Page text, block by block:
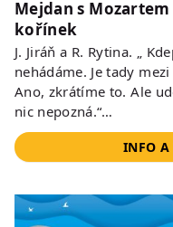
Mejdan s
kořínek
J. Jiráň a R. Rytina. „
nehádáme. Je tady
Ano, zkrátíme to. Ale
nic nepozná.“…
INFO A